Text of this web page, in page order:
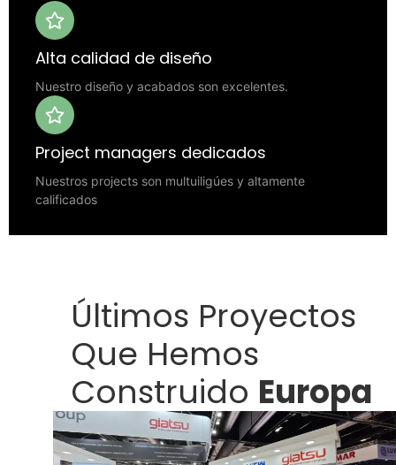
Alta calidad de diseño
Nuestro diseño y acabados son excelentes.
Project managers dedicados
Nuestros projects son multuiligúes y altamente
calificados
Últimos Proyectos
Que Hemos
Construido Europa